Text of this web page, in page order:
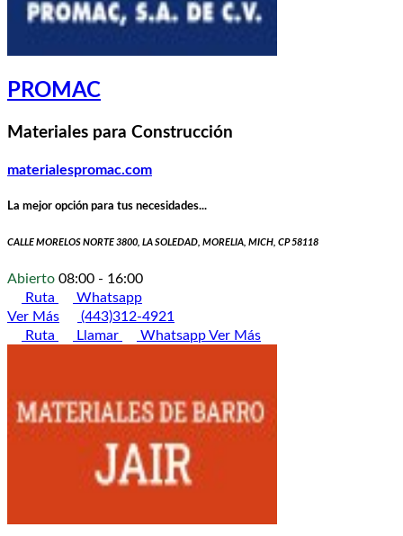
PROMAC
Materiales para Construcción
materialespromac.com
La mejor opción para tus necesidades...
CALLE MORELOS NORTE 3800, LA SOLEDAD, MORELIA, MICH, CP 58118
Abierto 08:00 - 16:00
Ruta
Whatsapp
Ver Más
(443)312-4921
Ruta
Llamar WhatsappVer Más